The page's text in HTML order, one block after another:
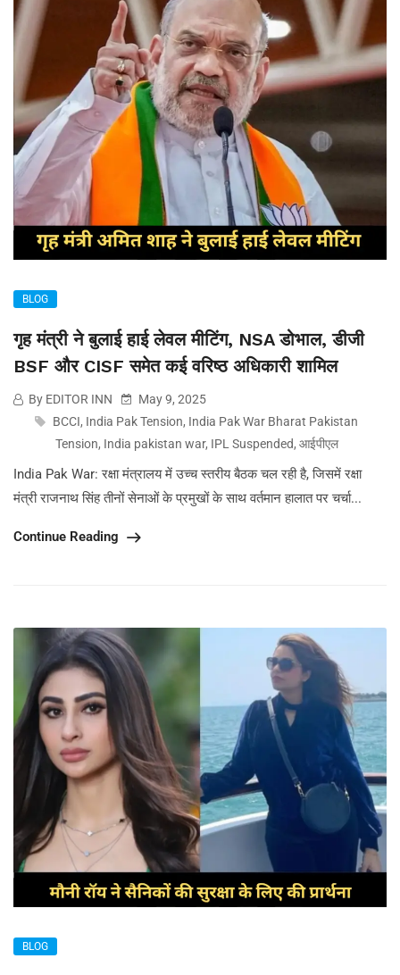
BLOG
गृह मंत्री ने बुलाई हाई लेवल मीटिंग, NSA डोभाल, डीजी
BSF और CISF समेत कई वरिष्ठ अधिकारी शामिल
By EDITOR INN
May 9, 2025
BCCI, India Pak Tension, India Pak War Bharat Pakistan
Tension, India pakistan war, IPL Suspended, आईपीएल
India Pak War: रक्षा मंत्रालय में उच्च स्तरीय बैठक चल रही है, जिसमें रक्षा
मंत्री राजनाथ सिंह तीनों सेनाओं के प्रमुखों के साथ वर्तमान हालात पर चर्चा...
Continue Reading
BLOG